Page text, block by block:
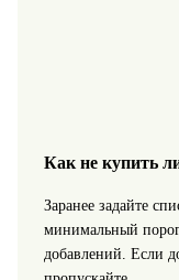
Как не купить
Заранее задайте
минимальный
добавлений. Если